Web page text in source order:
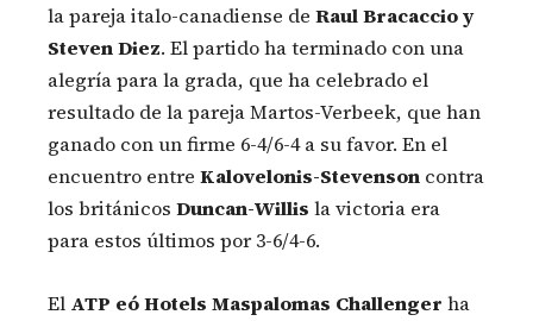
la pareja italo-canadiense de Raul Bracaccio y
Steven Diez. El partido ha terminado con una
alegría para la grada, que ha celebrado el
resultado de la pareja Martos-Verbeek, que han
ganado con un firme 6-4/6-4 a su favor. En el
encuentro entre Kalovelonis-Stevenson contra
los británicos Duncan-Willis la victoria era
para estos últimos por 3-6/4-6.
El ATP eó Hotels Maspalomas Challenger ha